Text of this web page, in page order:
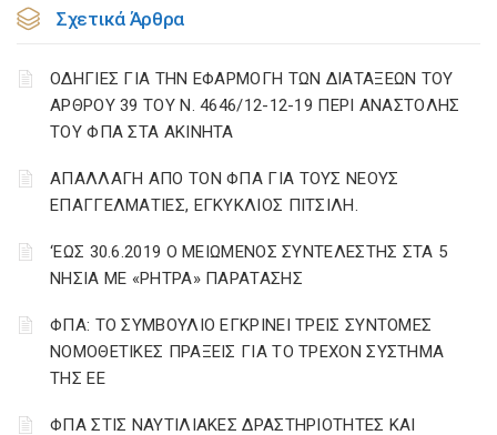
Σχετικά Άρθρα
ΟΔΗΓΙΕΣ ΓΙΑ ΤΗΝ ΕΦΑΡΜΟΓΗ ΤΩΝ ΔΙΑΤΑΞΕΩΝ ΤΟΥ
ΑΡΘΡΟΥ 39 ΤΟΥ Ν. 4646/12-12-19 ΠΕΡΙ ΑΝΑΣΤΟΛΗΣ
ΤΟΥ ΦΠΑ ΣΤΑ ΑΚΙΝΗΤΑ
ΑΠΑΛΛΑΓΗ ΑΠΟ ΤΟΝ ΦΠΑ ΓΙΑ ΤΟΥΣ ΝΕΟΥΣ
ΕΠΑΓΓΕΛΜΑΤΙΕΣ, ΕΓΚΥΚΛΙΟΣ ΠΙΤΣΙΛΗ.
‘ΕΩΣ 30.6.2019 Ο ΜΕΙΩΜΕΝΟΣ ΣΥΝΤΕΛΕΣΤΗΣ ΣΤΑ 5
ΝΗΣΙΑ ΜΕ «ΡΗΤΡΑ» ΠΑΡΑΤΑΣΗΣ
ΦΠΑ: ΤΟ ΣΥΜΒΟΥΛΙΟ ΕΓΚΡΙΝΕΙ ΤΡΕΙΣ ΣΥΝΤΟΜΕΣ
ΝΟΜΟΘΕΤΙΚΕΣ ΠΡΑΞΕΙΣ ΓΙΑ ΤΟ ΤΡΕΧΟΝ ΣΥΣΤΗΜΑ
ΤΗΣ ΕΕ
ΦΠΑ ΣΤΙΣ ΝΑΥΤΙΛΙΑΚΕΣ ΔΡΑΣΤΗΡΙΟΤΗΤΕΣ ΚΑΙ